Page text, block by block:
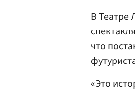
В Театре
что
«Это